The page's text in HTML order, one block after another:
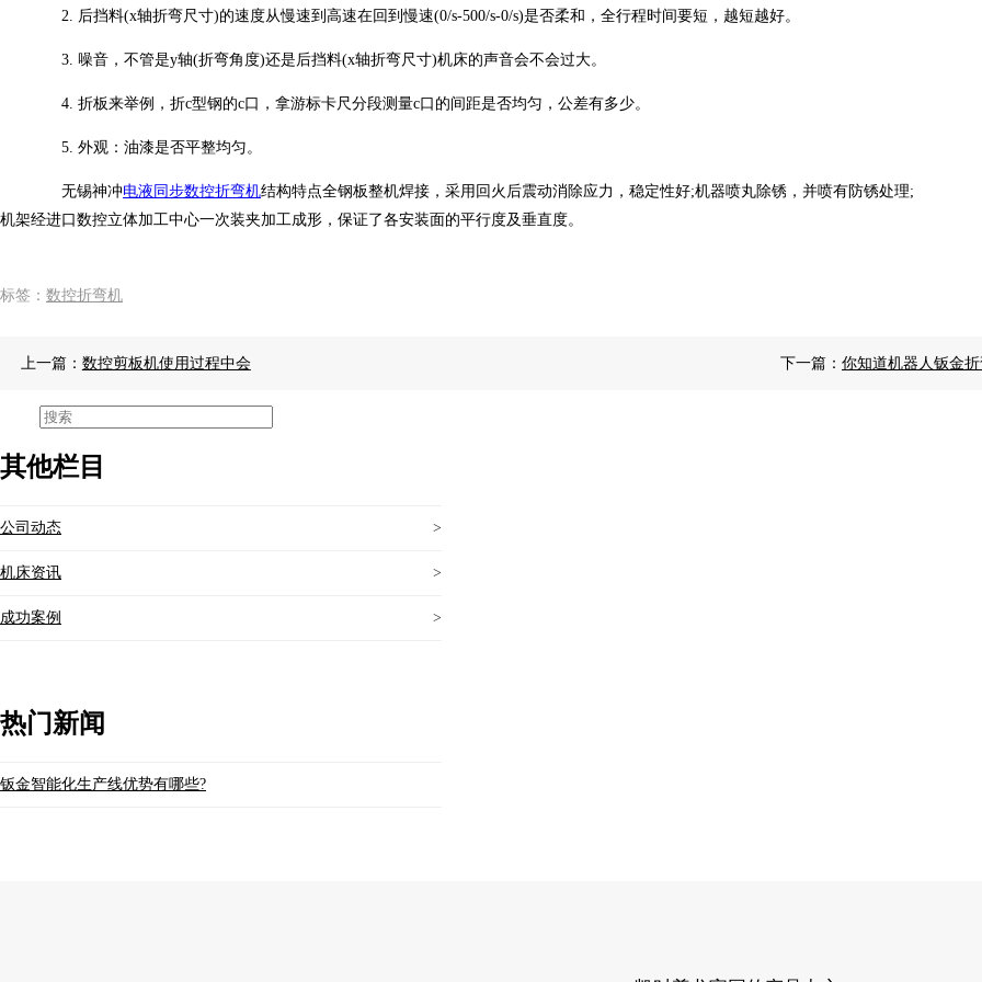
2. 后挡料(x轴折弯尺寸)的速度从慢速到高速在回到慢速(0/s-500/s-0/s)是否柔和，全行程时间要短，越短越好。
3. 噪音，不管是y轴(折弯角度)还是后挡料(x轴折弯尺寸)机床的声音会不会过大。
4. 折板来举例，折c型钢的c口，拿游标卡尺分段测量c口的间距是否均匀，公差有多少。
5. 外观：油漆是否平整均匀。
无锡神冲电液同步数控折弯机结构特点全钢板整机焊接，采用回火后震动消除应力，稳定性好;机器喷丸除锈，并喷有防锈处理;
机架经进口数控立体加工中心一次装夹加工成形，保证了各安装面的平行度及垂直度。
标签： 数控折弯机
上一篇： 数控剪板机使用过程中会 下一篇： 你知道机器人钣金
其他栏目
公司动态 >
机床资讯 >
成功案例 >
热门新闻
钣金智能化生产线优势有哪些?